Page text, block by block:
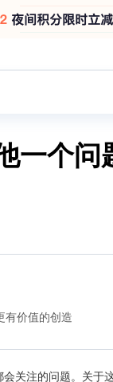
一个问
有价值的创造
关注的问题。关于